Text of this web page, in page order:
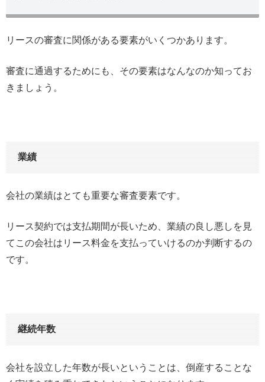
リースの審査に関係がある要素がいくつかあります。
審査に通過するためにも、その要素はなんなのか知ってお
きましょう。
業績
会社の業績はとても重要な審査要素です。
リース契約では支払期間が長いため、業績の良し悪しを見
てこの会社はリース料金を支払っていけるのか判断するの
です。
継続年数
会社を設立した年数が長いということは、倒産することな